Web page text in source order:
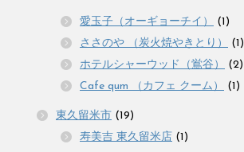
愛玉子（オーギョーチイ）
(1)
ささのや （炭火焼やきとり）
(1)
ホテルシャーウッド（鴬谷）
(2)
Cafe qum （カフェ クーム）
(1)
東久留米市 (19)
寿美吉 東久留米店 (1)